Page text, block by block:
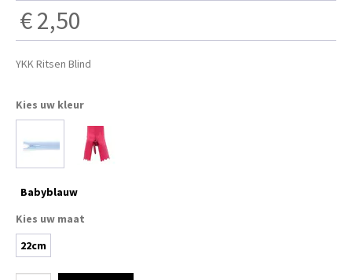
Machines en Toebehoren
Kleine Prijsjes
Tips & Tricks
€ 2,50
YKK Ritsen Blind
Kies uw kleur
Babyblauw
Kies uw maat
22cm